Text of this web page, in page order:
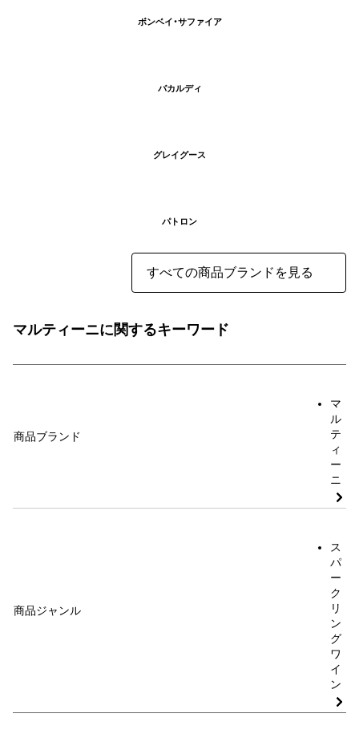
ボンベイ・サファイア
バカルディ
グレイグース
パトロン
すべての商品ブランドを見る
マルティーニに関するキーワード
商品ブランド
マ
ル
テ
ィ
ー
ニ
商品ジャンル
ス
パ
ー
ク
リ
ン
グ
ワ
イ
ン